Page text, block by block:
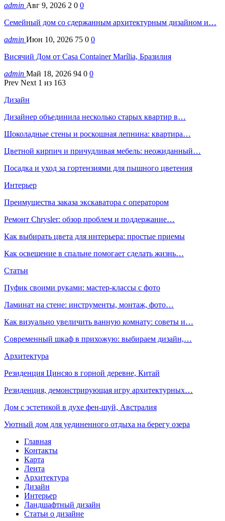
admin Авг 9, 2026 2 0 0
Семейный дом со сдержанным архитектурным дизайном и…
admin Июн 10, 2026 75 0 0
Висячий Дом от Casa Container Marília, Бразилия
admin Май 18, 2026 94 0 0
Prev Next 1 из 163
Дизайн
Дизайнер объединила несколько старых квартир в…
Шоколадные стены и роскошная лепнина: квартира…
Цветной кирпич и причудливая мебель: неожиданный…
Посадка и уход за гортензиями для пышного цветения
Интерьер
Преимущества заказа экскаватора с оператором
Ремонт Chrysler: обзор проблем и поддержание…
Как выбирать цвета для интерьера: простые приемы
Как освещение в спальне помогает сделать жизнь…
Статьи
Пуфик своими руками: мастер-классы с фото
Ламинат на стене: инструменты, монтаж, фото…
Как визуально увеличить ванную комнату: советы и…
Современный шкаф в прихожую: выбираем дизайн,…
Архитектура
Резиденция Цинсяо в горной деревне, Китай
Резиденция, демонстрирующая игру архитектурных…
Дом с эстетикой в духе фен-шуй, Австралия
Уютный дом для уединенного отдыха на берегу озера
Главная
Контакты
Карта
Лента
Архитектура
Дизайн
Интерьер
Ландшафтный дизайн
Статьи о дизайне